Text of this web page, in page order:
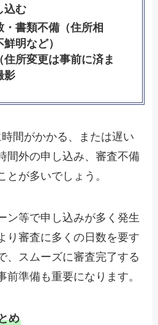
込む
書類不備（住所相
明など）
所変更は事前に済ま
影
間がかかる、または遅い
間外の申し込み、審査不備
とが多いでしょう。
ン等で申し込みが多く発生
り審査に多くの日数を要す
、スムーズに審査完了する
前準備も重要になります。
め